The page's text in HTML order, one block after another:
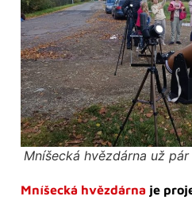
Mníšecká hvězdárna už
Mníšecká hvězdárna je